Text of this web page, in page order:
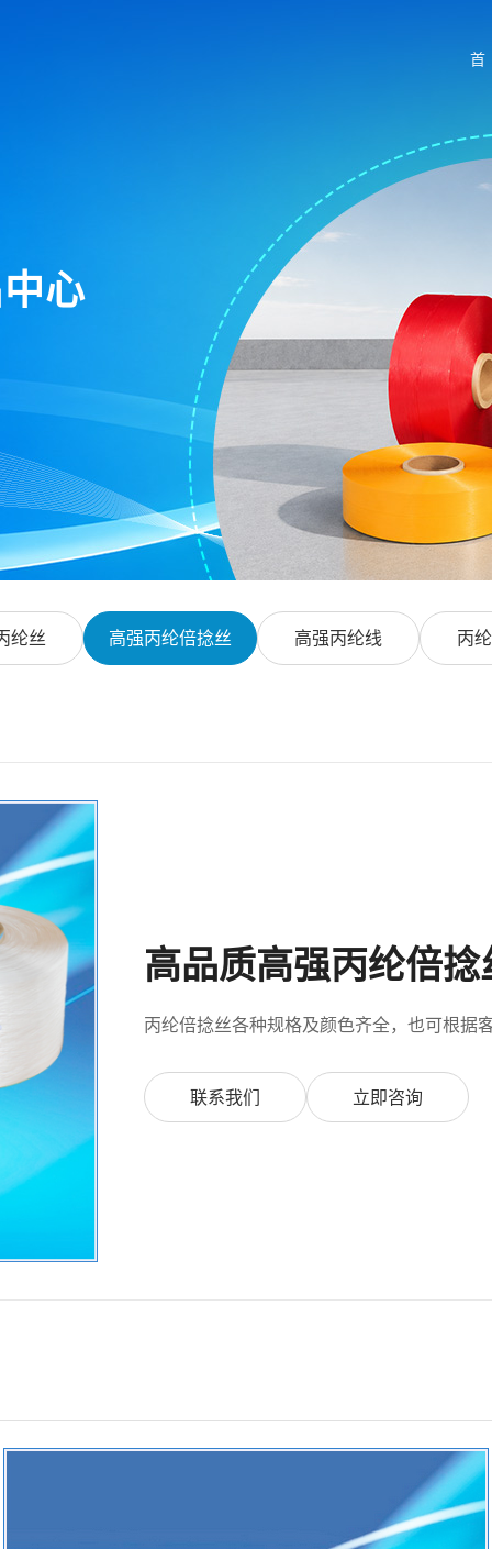
心
纶丝 高强丙纶倍捻丝 高强丙纶线 丙
高品质高强丙纶倍捻
丙纶倍捻丝各种规格及颜色齐全，也可根据
联系我们 立即咨询